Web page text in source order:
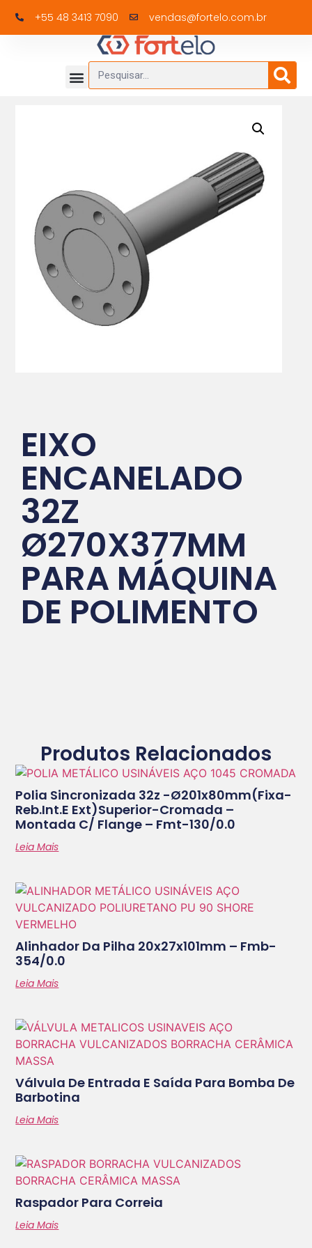
+55 48 3413 7090 vendas@fortelo.com.br
EIXO
ENCANELADO
32Z
Ø270X377MM
PARA MÁQUINA
DE POLIMENTO
Produtos Relacionados
Polia Sincronizada 32z -ø201x80mm(fixa-
Reb.int.e Ext)superior-Cromada –
Montada C/ Flange – Fmt-130/0.0
Leia Mais
Alinhador Da Pilha 20x27x101mm – Fmb-
354/0.0
Leia Mais
Válvula De Entrada E Saída Para Bomba De
Barbotina
Leia Mais
Raspador Para Correia
Leia Mais